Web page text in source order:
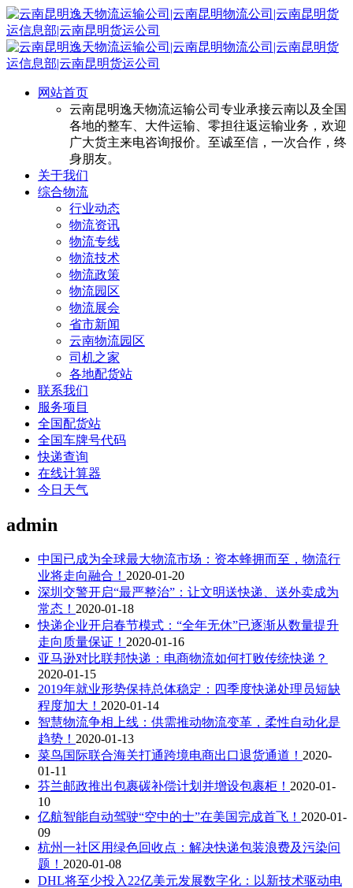
网站首页
云南昆明逸天物流运输公司专业承接云南以及全国
各地的整车、大件运输、零担往返运输业务，欢迎
广大货主来电咨询报价。至诚至信，一次合作，终
身朋友。
关于我们
综合物流
行业动态
物流资讯
物流专线
物流技术
物流政策
物流园区
物流展会
省市新闻
云南物流园区
司机之家
各地配货站
联系我们
服务项目
全国配货站
全国车牌号代码
快递查询
在线计算器
今日天气
admin
中国已成为全球最大物流市场：资本蜂拥而至，物流行
业将走向融合！ 2020-01-20
深圳交警开启“最严整治”：让文明送快递、送外卖成为
常态！ 2020-01-18
快递企业开启春节模式：“全年无休”已逐渐从数量提升
走向质量保证！ 2020-01-16
亚马逊对比联邦快递：电商物流如何打败传统快递？
2020-01-15
2019年就业形势保持总体稳定：四季度快递处理员短缺
程度加大！ 2020-01-14
智慧物流争相上线：供需推动物流变革，柔性自动化是
趋势！ 2020-01-13
菜鸟国际联合海关打通跨境电商出口退货通道！ 2020-
01-11
芬兰邮政推出包裹碳补偿计划并增设包裹柜！ 2020-01-
10
亿航智能自动驾驶“空中的士”在美国完成首飞！ 2020-01-
09
杭州一社区用绿色回收点：解决快递包装浪费及污染问
题！ 2020-01-08
DHL将至少投入22亿美元发展数字化：以新技术驱动电